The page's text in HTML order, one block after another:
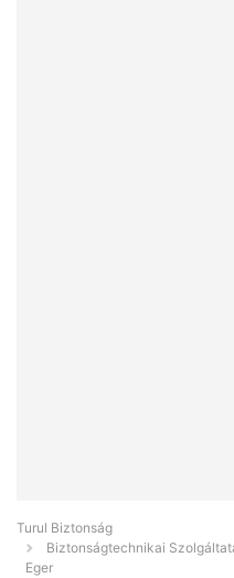
Turul Biztonság
Biztonságtechnikai
Eger